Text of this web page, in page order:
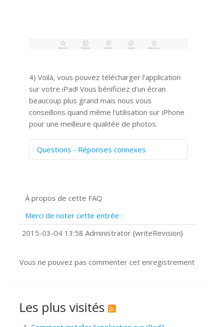
4) Voilà, vous pouvez télécharger l'application
sur votre iPad! Vous bénificiez d'un écran
beaucoup plus grand mais nous vous
conseillons quand même l'utilisation sur iPhone
pour une meilleure qualitée de photos.
Questions - Réponses connexes
Prise de vue 360°
?
Comment installer Google Chrome ?
À propos de cette FAQ
Merci de noter cette entrée :
2015-03-04 13:58 Administrator {writeRevision}
Vous ne pouvez pas commenter cet enregistrement
Les plus visités